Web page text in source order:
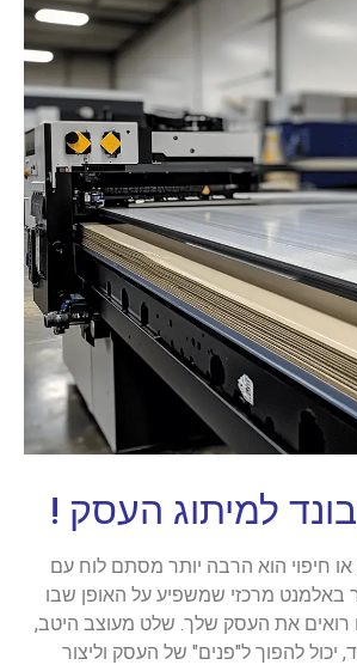
למיתוג העסק !
חיפוי הוא הרבה יותר מסתם לוח עם
באלמנט מרכזי שמשפיע על האופן שבו
רואים את העסק שלך. שלט מעוצב היטב,
יכול להפוך ל"פנים" של העסק וליצור